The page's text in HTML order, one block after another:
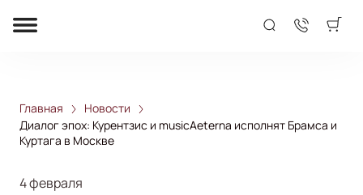
Главная
Новости
Диалог эпох: Курентзис и musicAeterna исполнят Брамса и
Куртага в Москве
4 февраля